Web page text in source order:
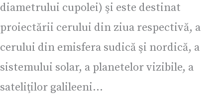
diametrului cupolei) şi este destinat
proiectării cerului din ziua respectivă, a
cerului din emisfera sudică şi nordică, a
sistemului solar, a planetelor vizibile, a
sateliţilor galileeni…